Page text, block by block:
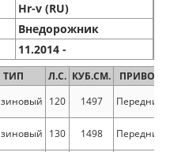
Hr-v (RU)
Внедорожник
11.2014 -
ТИП Л.С. КУБ.СМ. ПРИВОД
120 1497 Передний
130 1498 Передний